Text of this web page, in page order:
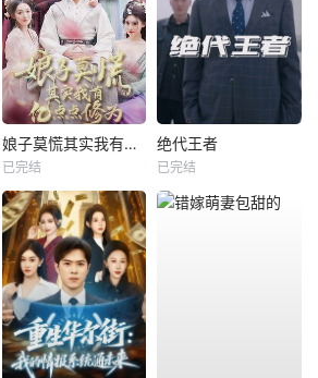
娘子莫慌其实我有亿点点修为
已完结
绝代王者
已完结